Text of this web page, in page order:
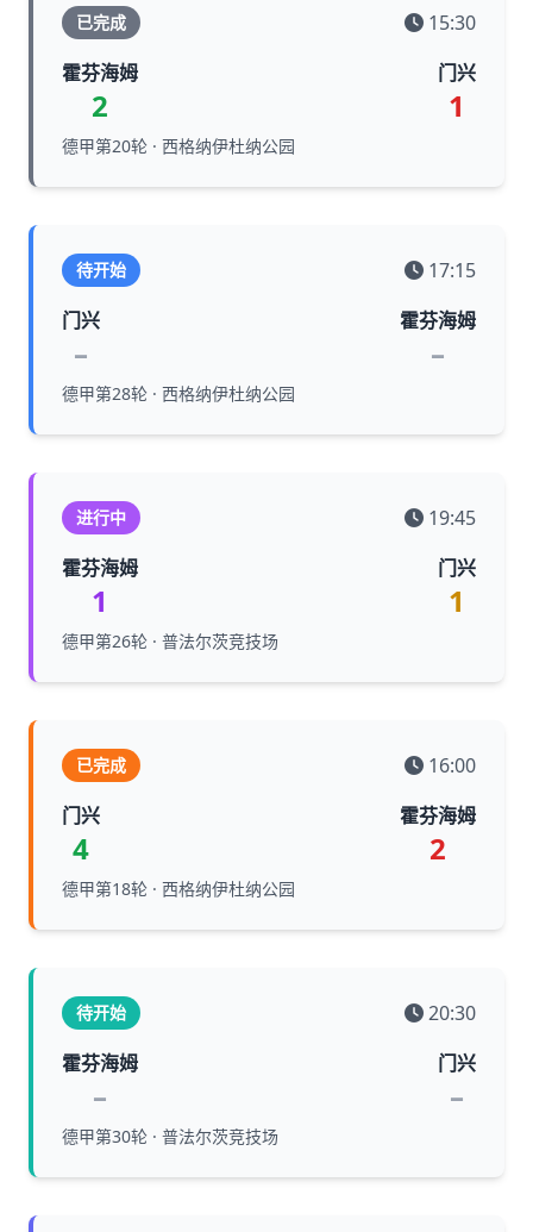
已完成
15:30
霍芬海姆
2
门兴
1
德甲第20轮 · 西格纳伊杜纳公园
待开始
17:15
门兴
–
霍芬海姆
–
德甲第28轮 · 西格纳伊杜纳公园
进行中
19:45
霍芬海姆
1
门兴
1
德甲第26轮 · 普法尔茨竞技场
已完成
16:00
门兴
4
霍芬海姆
2
德甲第18轮 · 西格纳伊杜纳公园
待开始
20:30
霍芬海姆
–
门兴
–
德甲第30轮 · 普法尔茨竞技场